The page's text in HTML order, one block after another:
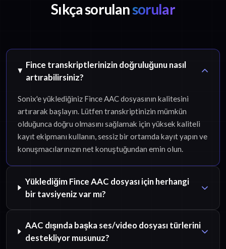
Sıkça sorulansorular
Fince transkriptlerinizin doğruluğunu nasıl
artırabilirsiniz?
Sonix'e yüklediğiniz Fince AAC dosyasının kalitesini
artırarak başlayın. Lütfen transkriptinizin mümkün
olduğunca doğru olmasını sağlamak için yüksek kaliteli
kayıt ekipmanı kullanın, sessiz bir ortamda kayıt yapın ve
konuşmacılarınızın net konuştuğundan emin olun.
Yüklediğim Fince AAC dosyası için herhangi
bir tavsiyeniz var mı?
AAC dışında başka ses/video dosyası türlerini
destekliyor musunuz?